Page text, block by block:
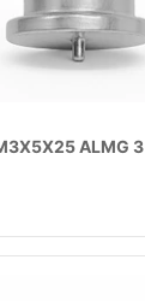
ALMG 3